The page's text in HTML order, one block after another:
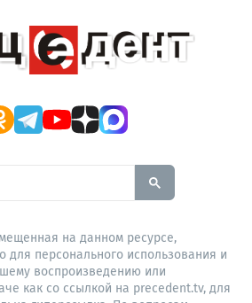
search this site, enter a
на данном ресурсе,
для персонального использования и
воспроизведению или
как со ссылкой на precedent.tv, для